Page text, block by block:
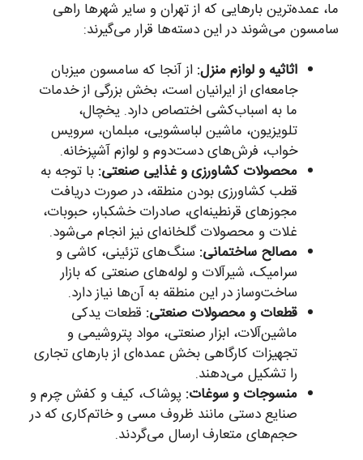
ما، عمده‌ترین بارهایی که از تهران و سایر شهرها راهی
سامسون می‌شوند در این دسته‌ها قرار می‌گیرند:
اثاثیه و لوازم منزل: از آنجا که سامسون میزبان
جامعه‌ای از ایرانیان است، بخش بزرگی از خدمات
ما به اسباب‌کشی اختصاص دارد. یخچال،
تلویزیون، ماشین لباسشویی، مبلمان، سرویس
خواب، فرش‌های دست‌دوم و لوازم آشپزخانه.
محصولات کشاورزی و غذایی صنعتی: با توجه به
قطب کشاورزی بودن منطقه، در صورت دریافت
مجوزهای قرنطینه‌ای، صادرات خشکبار، حبوبات،
غلات و محصولات گلخانه‌ای نیز انجام می‌شود.
مصالح ساختمانی: سنگ‌های تزئینی، کاشی و
سرامیک، شیرآلات و لوله‌های صنعتی که بازار
ساخت‌وساز در این منطقه به آن‌ها نیاز دارد.
قطعات و محصولات صنعتی: قطعات یدکی
ماشین‌آلات، ابزار صنعتی، مواد پتروشیمی و
تجهیزات کارگاهی بخش عمده‌ای از بارهای تجاری
را تشکیل می‌دهند.
منسوجات و سوغات: پوشاک، کیف و کفش چرم و
صنایع دستی مانند ظروف مسی و خاتم‌کاری که در
حجم‌های متعارف ارسال می‌گردند.